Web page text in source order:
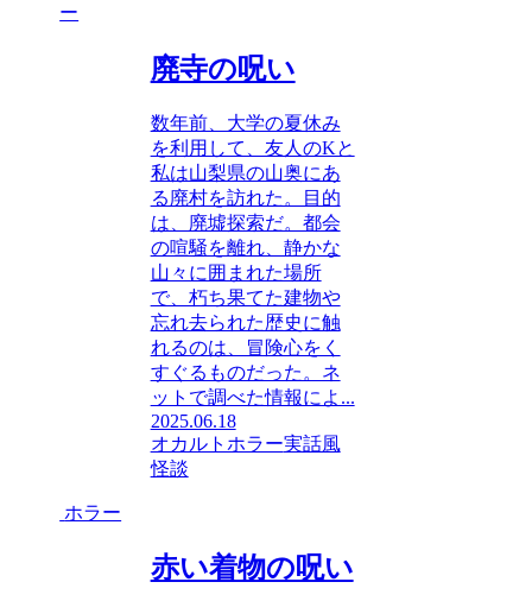
ー
廃寺の呪い
数年前、大学の夏休み
を利用して、友人のKと
私は山梨県の山奥にあ
る廃村を訪れた。目的
は、廃墟探索だ。都会
の喧騒を離れ、静かな
山々に囲まれた場所
で、朽ち果てた建物や
忘れ去られた歴史に触
れるのは、冒険心をく
すぐるものだった。ネ
ットで調べた情報によ...
2025.06.18
オカルトホラー実話風
怪談
ホラー
赤い着物の呪い